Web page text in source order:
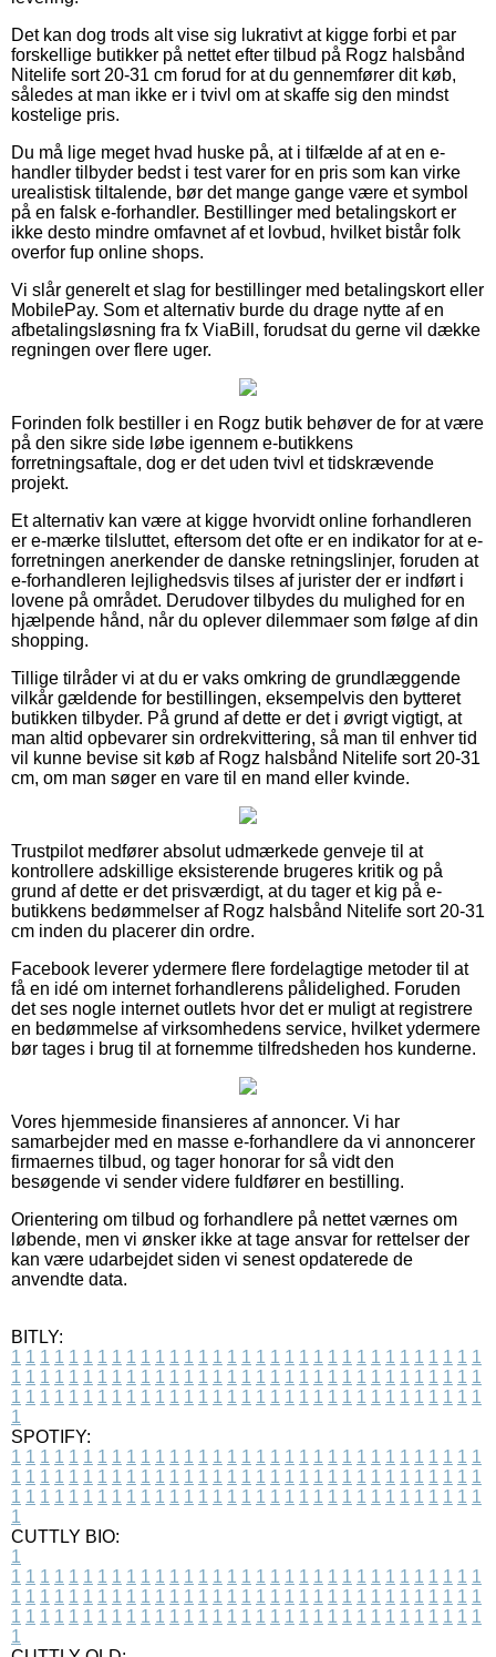
Det kan dog trods alt vise sig lukrativt at kigge forbi et par
forskellige butikker på nettet efter tilbud på Rogz halsbånd
Nitelife sort 20-31 cm forud for at du gennemfører dit køb,
således at man ikke er i tvivl om at skaffe sig den mindst
kostelige pris.
Du må lige meget hvad huske på, at i tilfælde af at en e-
handler tilbyder bedst i test varer for en pris som kan virke
urealistisk tiltalende, bør det mange gange være et symbol
på en falsk e-forhandler. Bestillinger med betalingskort er
ikke desto mindre omfavnet af et lovbud, hvilket bistår folk
overfor fup online shops.
Vi slår generelt et slag for bestillinger med betalingskort eller
MobilePay. Som et alternativ burde du drage nytte af en
afbetalingsløsning fra fx ViaBill, forudsat du gerne vil dække
regningen over flere uger.
Forinden folk bestiller i en Rogz butik behøver de for at være
på den sikre side løbe igennem e-butikkens
forretningsaftale, dog er det uden tvivl et tidskrævende
projekt.
Et alternativ kan være at kigge hvorvidt online forhandleren
er e-mærke tilsluttet, eftersom det ofte er en indikator for at e-
forretningen anerkender de danske retningslinjer, foruden at
e-forhandleren lejlighedsvis tilses af jurister der er indført i
lovene på området. Derudover tilbydes du mulighed for en
hjælpende hånd, når du oplever dilemmaer som følge af din
shopping.
Tillige tilråder vi at du er vaks omkring de grundlæggende
vilkår gældende for bestillingen, eksempelvis den bytteret
butikken tilbyder. På grund af dette er det i øvrigt vigtigt, at
man altid opbevarer sin ordrekvittering, så man til enhver tid
vil kunne bevise sit køb af Rogz halsbånd Nitelife sort 20-31
cm, om man søger en vare til en mand eller kvinde.
Trustpilot medfører absolut udmærkede genveje til at
kontrollere adskillige eksisterende brugeres kritik og på
grund af dette er det prisværdigt, at du tager et kig på e-
butikkens bedømmelser af Rogz halsbånd Nitelife sort 20-31
cm inden du placerer din ordre.
Facebook leverer ydermere flere fordelagtige metoder til at
få en idé om internet forhandlerens pålidelighed. Foruden
det ses nogle internet outlets hvor det er muligt at registrere
en bedømmelse af virksomhedens service, hvilket ydermere
bør tages i brug til at fornemme tilfredsheden hos kunderne.
Vores hjemmeside finansieres af annoncer. Vi har
samarbejder med en masse e-forhandlere da vi annoncerer
firmaernes tilbud, og tager honorar for så vidt den
besøgende vi sender videre fuldfører en bestilling.
Orientering om tilbud og forhandlere på nettet værnes om
løbende, men vi ønsker ikke at tage ansvar for rettelser der
kan være udarbejdet siden vi senest opdaterede de
anvendte data.
BITLY:
1 1 1 1 1 1 1 1 1 1 1 1 1 1 1 1 1 1 1 1 1 1 1 1 1 1 1 1 1 1 1 1 1
1 1 1 1 1 1 1 1 1 1 1 1 1 1 1 1 1 1 1 1 1 1 1 1 1 1 1 1 1 1 1 1 1
1 1 1 1 1 1 1 1 1 1 1 1 1 1 1 1 1 1 1 1 1 1 1 1 1 1 1 1 1 1 1 1 1
1
SPOTIFY:
1 1 1 1 1 1 1 1 1 1 1 1 1 1 1 1 1 1 1 1 1 1 1 1 1 1 1 1 1 1 1 1 1
1 1 1 1 1 1 1 1 1 1 1 1 1 1 1 1 1 1 1 1 1 1 1 1 1 1 1 1 1 1 1 1 1
1 1 1 1 1 1 1 1 1 1 1 1 1 1 1 1 1 1 1 1 1 1 1 1 1 1 1 1 1 1 1 1 1
1
CUTTLY BIO:
1
1 1 1 1 1 1 1 1 1 1 1 1 1 1 1 1 1 1 1 1 1 1 1 1 1 1 1 1 1 1 1 1 1
1 1 1 1 1 1 1 1 1 1 1 1 1 1 1 1 1 1 1 1 1 1 1 1 1 1 1 1 1 1 1 1 1
1 1 1 1 1 1 1 1 1 1 1 1 1 1 1 1 1 1 1 1 1 1 1 1 1 1 1 1 1 1 1 1 1
1